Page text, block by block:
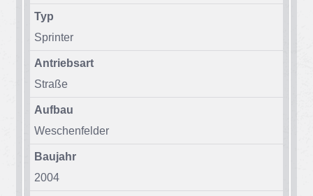
Typ
Sprin­ter
Antriebsart
Stra­ße
Aufbau
We­schen­fel­der
Baujahr
2004